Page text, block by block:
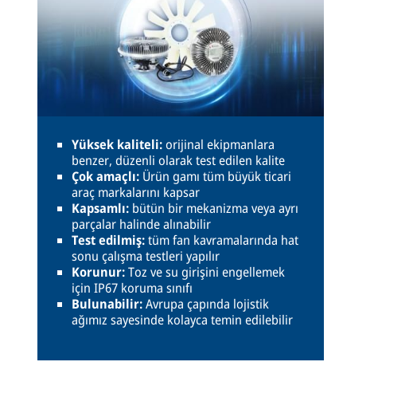
Yüksek kaliteli:orijinal ekipmanlara
benzer, düzenli olarak test edilen kalite
Çok amaçlı: Ürün gamı tüm büyük ticari
araç markalarını kapsar
Kapsamlı: bütün bir mekanizma veya ayrı
parçalar halinde alınabilir
Test edilmiş:tüm fan kavramalarında hat
sonu çalışma testleri yapılır
Korunur:Toz ve su girişini engellemek
için IP67 koruma sınıfı
Bulunabilir:Avrupa çapında lojistik
ağımız sayesinde kolayca temin edilebilir